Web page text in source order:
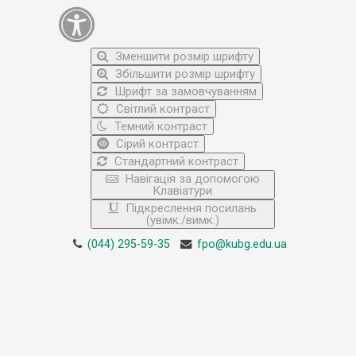
Зменшити розмір шрифту
Збільшити розмір шрифту
Шрифт за замовчуванням
Світлий контраст
Темний контраст
Сірий контраст
Стандартний контраст
Навігація за допомогою
Клавіатури
Підкреслення посилань
(увімк./вимк.)
(044) 295-59-35 fpo@kubg.edu.ua